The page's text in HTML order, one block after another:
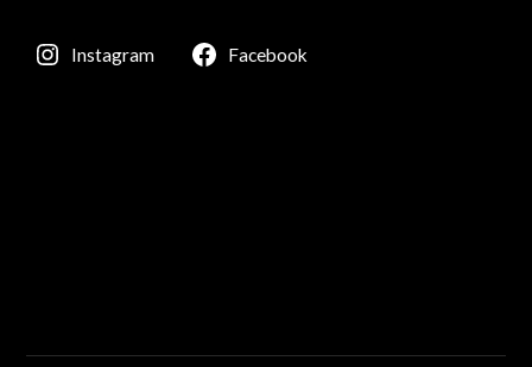
Instagram Facebook